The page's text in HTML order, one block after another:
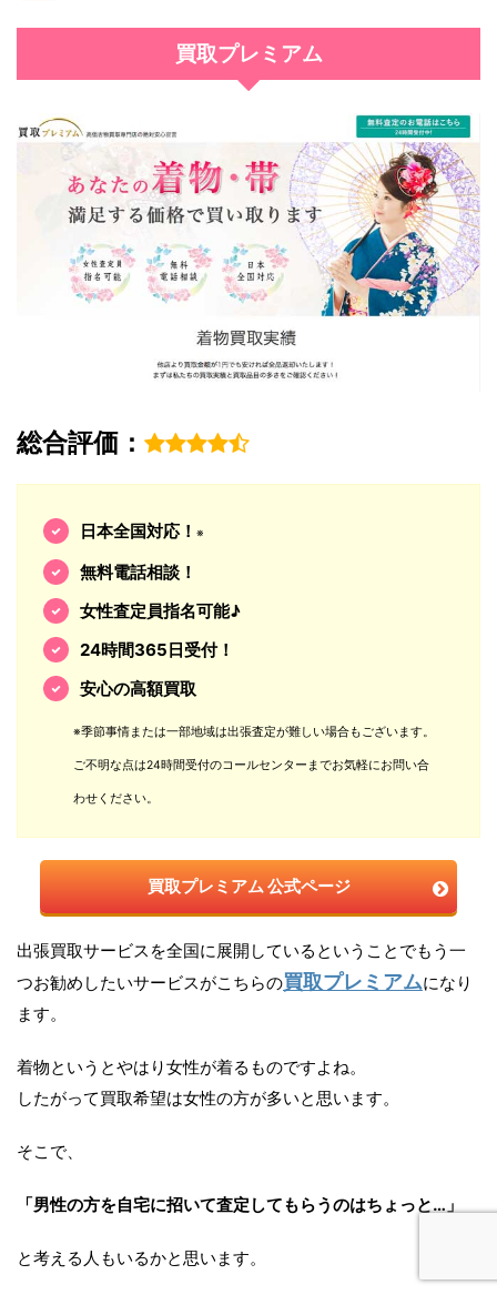
買取プレミアム
総合評価：
日本全国対応！ ※
無料電話相談！
女性査定員指名可能♪
24時間365日受付！
安心の高額買取
※季節事情または一部地域は出張査定が難しい場合もございます。
ご不明な点は24時間受付のコールセンターまでお気軽にお問い合
わせください。
買取プレミアム 公式ページ
出張買取サービスを全国に展開しているということでもう一
つお勧めしたいサービスがこちらの買取プレミアムになり
ます。
着物というとやはり女性が着るものですよね。
したがって買取希望は女性の方が多いと思います。
そこで、
「男性の方を自宅に招いて査定してもらうのはちょっと…」
と考える人もいるかと思います。